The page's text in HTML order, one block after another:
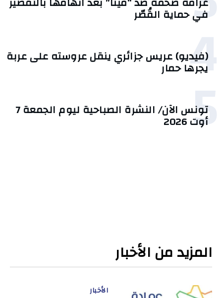
في حماية القُصّر
4
(فيديو) عريس جزائري ينقل عروسته على عربة
يجرها حمار
5 تونس الآن/ النشرة الصباحية ليوم الجمعة 7
أوت 2026
المزيد من الأخبار
الأخبار